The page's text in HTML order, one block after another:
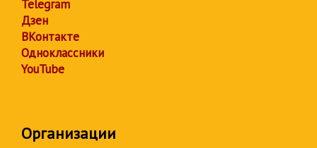
Telegram
Дзен
ВКонтакте
Одноклассники
YouTube
Организации